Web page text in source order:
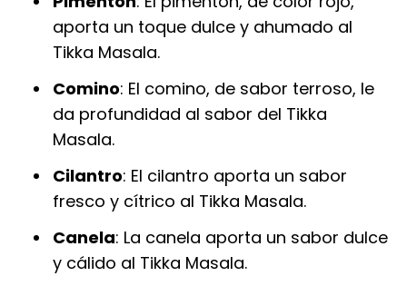
aporta un toque dulce y ahumado al
Tikka Masala.
Comino: El comino, de sabor terroso, le
da profundidad al sabor del Tikka
Masala.
Cilantro: El cilantro aporta un sabor
fresco y cítrico al Tikka Masala.
Canela: La canela aporta un sabor dulce
y cálido al Tikka Masala.